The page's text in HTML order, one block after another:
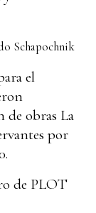
Schapochnik
el
de obras La
por
de PLOT